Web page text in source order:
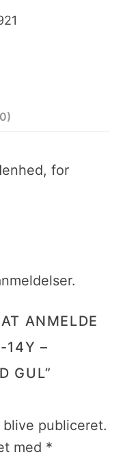
for
ANMELDE
14Y –
GUL”
publiceret.
med *